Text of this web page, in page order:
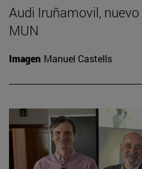
Audi Iruñamovil,
MUN
Imagen Manuel Castells